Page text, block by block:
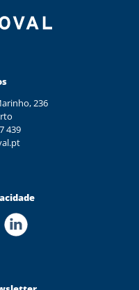
236
439